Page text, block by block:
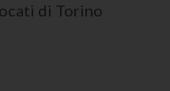
di Torino